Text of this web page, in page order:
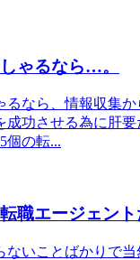
ゃるなら…。
るなら、情報収集
成功させる為に肝
個の転...
職エージェン
ないことばかりで